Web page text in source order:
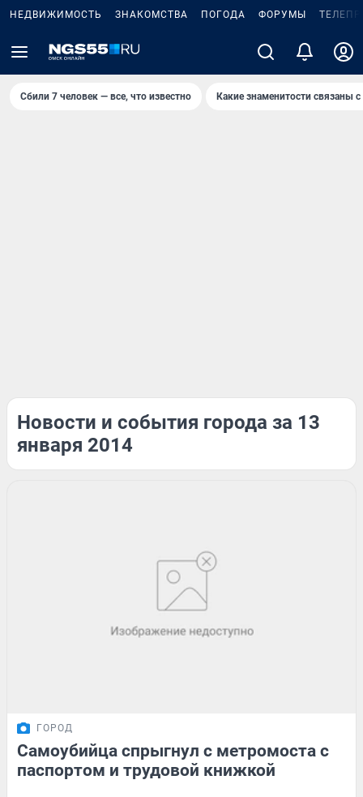
НЕДВИЖИМОСТЬ ЗНАКОМСТВА ПОГОДА ФОРУМЫ
Сбили 7 человек — все, что известно Какие знаменитости связаны
Новости и события города за 13
января 2014
ГОРОД
Самоубийца спрыгнул с метромоста с
паспортом и трудовой книжкой